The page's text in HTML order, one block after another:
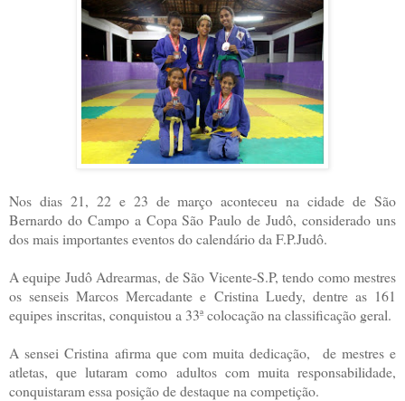
Nos dias 21, 22 e 23 de março aconteceu na cidade de São
Bernardo do Campo a Copa São Paulo de Judô, considerado uns
dos mais importantes eventos do calendário da F.P.Judô.
A equipe Judô Adrearmas, de São Vicente-S.P, tendo como mestres
os senseis Marcos Mercadante e Cristina Luedy, dentre as 161
equipes inscritas, conquistou a 33ª colocação na classificação geral.
A sensei Cristina afirma que com muita dedicação, de mestres e
atletas, que lutaram como adultos com muita responsabilidade,
conquistaram essa posição de destaque na competição.